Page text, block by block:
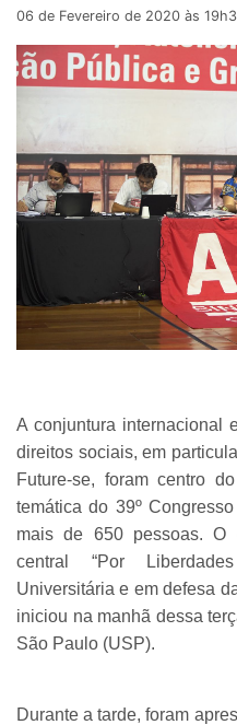
06 de Fevereiro de 2020 às
A conjuntura internacional
direitos sociais, em
Future-se, foram centro
temática do 39º
mais de 650 pessoas. O
central “Por
Universitária e em defesa
iniciou na manhã dessa
São Paulo (USP).
Durante a tarde, foram